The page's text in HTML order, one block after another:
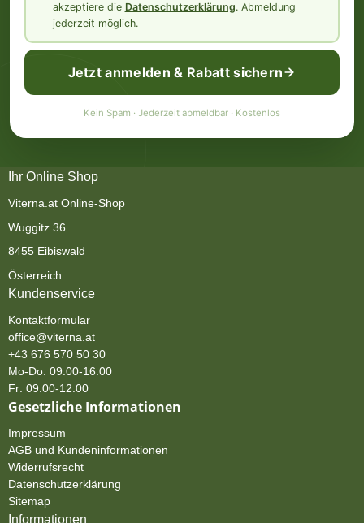
akzeptiere die Datenschutzerklärung. Abmeldung
jederzeit möglich.
Jetzt anmelden & Rabatt sichern
Kein Spam · Jederzeit abmeldbar · Kostenlos
Ihr Online Shop
Viterna.at Online-Shop
Wuggitz 36
8455 Eibiswald
Österreich
Kundenservice
Kontaktformular
office@viterna.at
+43 676 570 50 30
Mo-Do: 09:00-16:00
Fr: 09:00-12:00
Gesetzliche Informationen
Impressum
AGB und Kundeninformationen
Widerrufsrecht
Datenschutzerklärung
Sitemap
Informationen